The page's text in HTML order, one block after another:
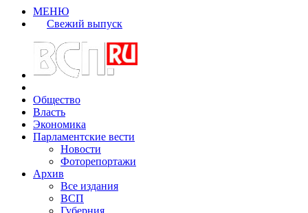
МЕНЮ
Свежий выпуск
Общество
Власть
Экономика
Парламентские вести
Новости
Фоторепортажи
Архив
Все издания
ВСП
Губерния